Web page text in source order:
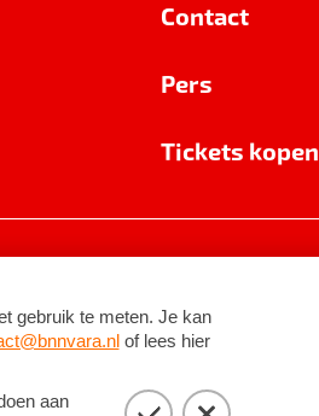
Contact
Pers
Tickets kopen